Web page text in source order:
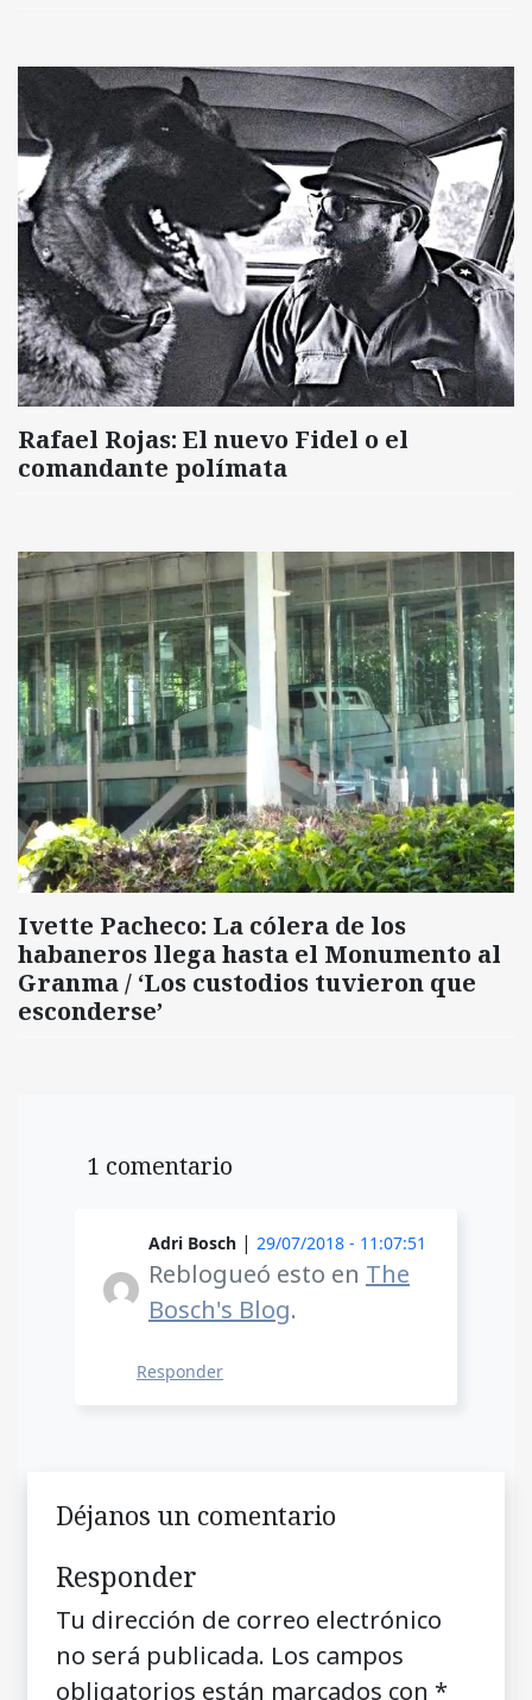
Rafael Rojas: El nuevo Fidel o el
comandante polímata
Ivette Pacheco: La cólera de los
habaneros llega hasta el Monumento al
Granma / ‘Los custodios tuvieron que
esconderse’
1 comentario
Adri Bosch | 29/07/2018 - 11:07:51
Reblogueó esto en The
Bosch's Blog.
Responder
Déjanos un comentario
Responder
Tu dirección de correo electrónico
no será publicada. Los campos
obligatorios están marcados con *